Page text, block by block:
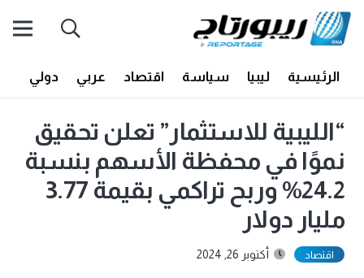
الرئيسية ليبيا سياسة اقتصاد عربي دولي
“الليبية للاستثمار” تعلن تحقيق
نموًا في محفظة الأسهم بنسبة
24.2% وربح تراكمي بقيمة 3.77
مليار دولار
اقتصاد أكتوبر 26, 2024